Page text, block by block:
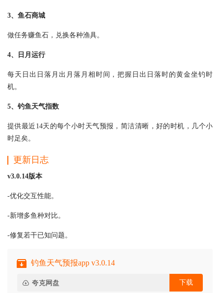
3、鱼石商城
做任务赚鱼石，兑换各种渔具。
4、日月运行
每天日出日落月出月落月相时间，把握日出日落时的黄金坐钓时
机。
5、钓鱼天气指数
提供最近14天的每个小时天气预报，简洁清晰，好的时机，几个小
时足矣。
更新日志
v3.0.14版本
-优化交互性能。
-新增多鱼种对比。
-修复若干已知问题。
钓鱼天气预报app v3.0.14
夸克网盘 下载